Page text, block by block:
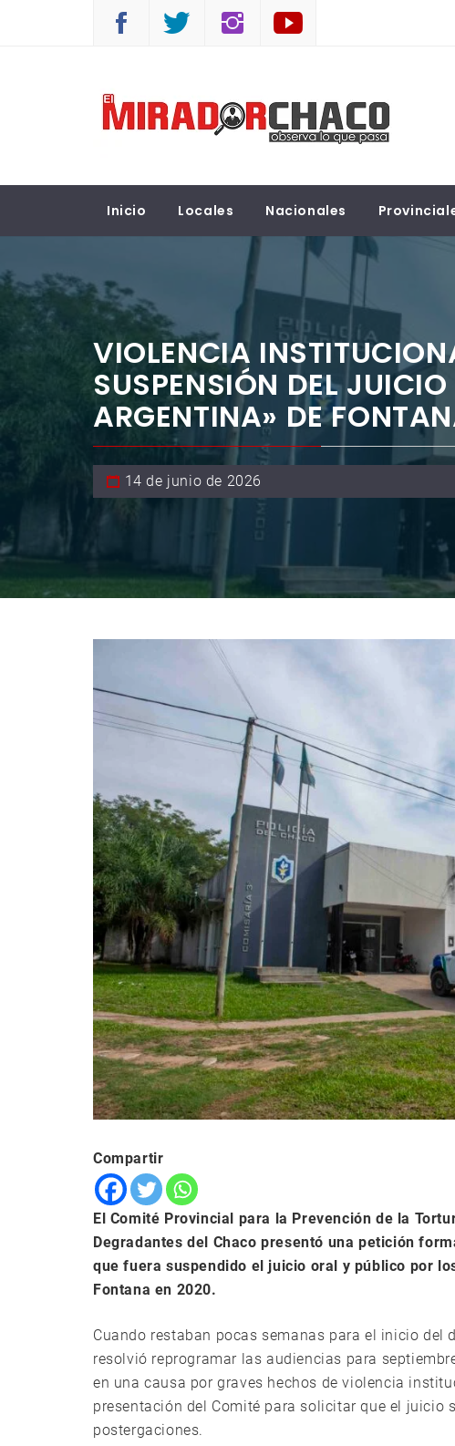
EL MIRADOR CHACO
Inicio Locales Nacionales
VIOLENCIA
SUSPENSIÓN DEL
ARGENTINA» DE
14 de junio de 2026
Compartir
El Comité Provincial para la Prevención de la
Degradantes del Chaco presentó una petición
que fuera suspendido el juicio oral y público por
Fontana en 2020.
Cuando restaban pocas semanas para el inicio
resolvió reprogramar las audiencias para
en una causa por graves hechos de violencia
presentación del Comité para solicitar que el juicio
postergaciones.